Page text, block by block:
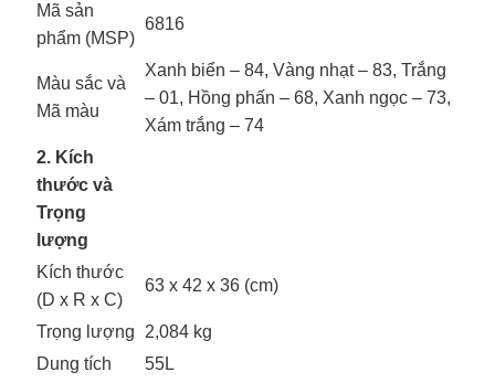
Mã sản
phẩm (MSP)
6816
Màu sắc và
Mã màu
Xanh biển – 84, Vàng nhạt – 83, Trắng
– 01, Hồng phấn – 68, Xanh ngọc – 73,
Xám trắng – 74
2. Kích
thước và
Trọng
lượng
Kích thước
(D x R x C)
63 x 42 x 36 (cm)
Trọng lượng
2,084 kg
Dung tích
55L